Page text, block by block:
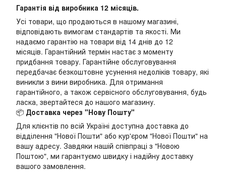
Гарантія від виробника 12 місяців.
Усі товари, що продаються в нашому магазині,
відповідають вимогам стандартів та якості. Ми
надаємо гарантію на товари від 14 днів до 12
місяців. Гарантійний термін настає з моменту
придбання товару. Гарантійне обслуговування
передбачає безкоштовне усунення недоліків товару, які
виникли з вини виробника. Для отримання
гарантійного, а також сервісного обслуговування, будь
ласка, звертайтеся до нашого магазину.
📦 Доставка через "Нову Пошту"
Для клієнтів по всій Україні доступна доставка до
відділення "Нової Пошти" або кур'єром "Нової Пошти" на
вашу адресу. Завдяки нашій співпраці з "Новою
Поштою", ми гарантуємо швидку і надійну доставку
вашого замовлення.